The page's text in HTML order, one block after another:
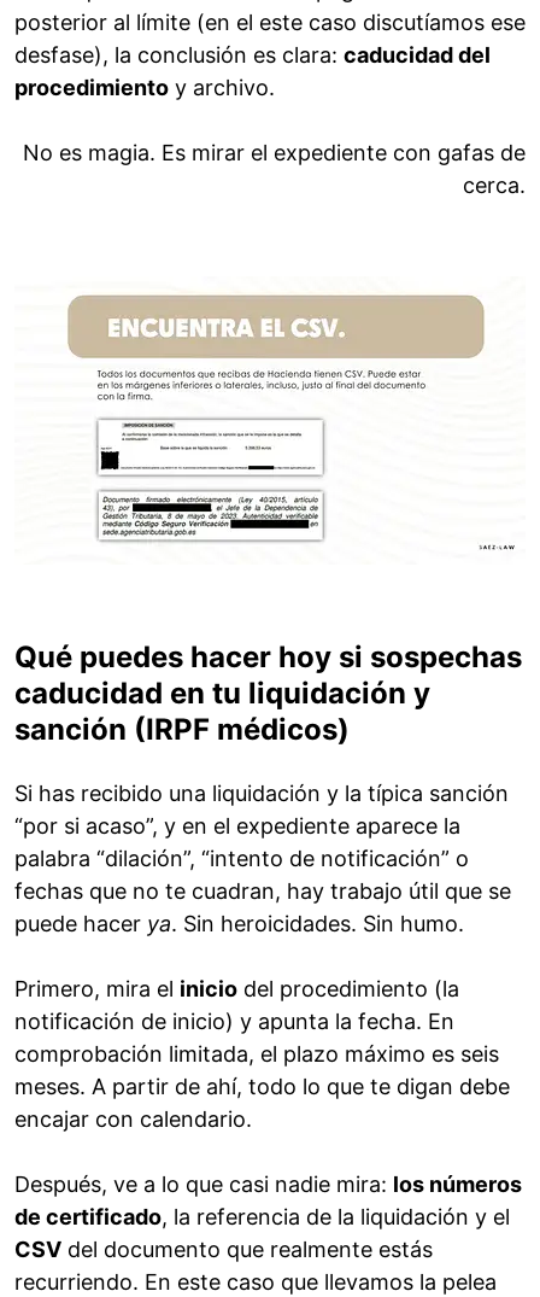
posterior al límite (en el este caso discutíamos ese
desfase), la conclusión es clara: caducidad del
procedimiento y archivo.
No es magia. Es mirar el expediente con gafas de
cerca.
Qué puedes hacer hoy si sospechas
caducidad en tu liquidación y
sanción (IRPF médicos)
Si has recibido una liquidación y la típica sanción
“por si acaso”, y en el expediente aparece la
palabra “dilación”, “intento de notificación” o
fechas que no te cuadran, hay trabajo útil que se
puede hacer ya. Sin heroicidades. Sin humo.
Primero, mira el inicio del procedimiento (la
notificación de inicio) y apunta la fecha. En
comprobación limitada, el plazo máximo es seis
meses. A partir de ahí, todo lo que te digan debe
encajar con calendario.
Después, ve a lo que casi nadie mira: los números
de certificado, la referencia de la liquidación y el
CSV del documento que realmente estás
recurriendo. En este caso que llevamos la pelea